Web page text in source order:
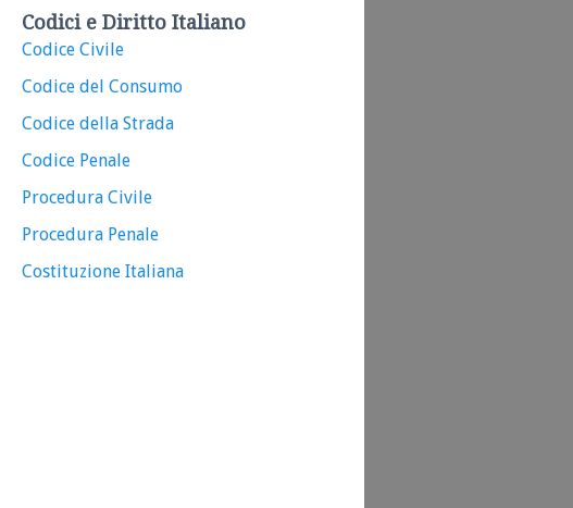
Codici e Diritto Italiano
Codice Civile
Codice del Consumo
Codice della Strada
Codice Penale
Procedura Civile
Procedura Penale
Costituzione Italiana